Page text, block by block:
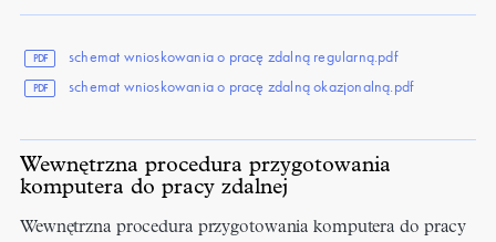
PDF schemat wnioskowania o pracę zdalną regularną.pdf
PDF schemat wnioskowania o pracę zdalną okazjonalną.pdf
Wewnętrzna procedura przygotowania
komputera do pracy zdalnej
Wewnętrzna procedura przygotowania komputera do pracy